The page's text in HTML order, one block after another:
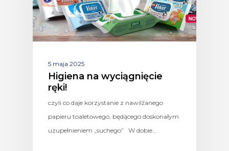
5 maja 2025
Higiena na wyciągnięcie
ręki!
czyli co daje korzystanie z nawilżanego
papieru toaletowego, będącego doskonałym
uzupełnieniem „suchego” W dobie…